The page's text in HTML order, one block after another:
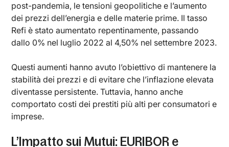
post-pandemia, le tensioni geopolitiche e l’aumento
dei prezzi dell’energia e delle materie prime. Il tasso
Refi è stato aumentato repentinamente, passando
dallo 0% nel luglio 2022 al 4,50% nel settembre 2023.
Questi aumenti hanno avuto l’obiettivo di mantenere la
stabilità dei prezzi e di evitare che l’inflazione elevata
diventasse persistente. Tuttavia, hanno anche
comportato costi dei prestiti più alti per consumatori e
imprese.
L’Impatto sui Mutui: EURIBOR e